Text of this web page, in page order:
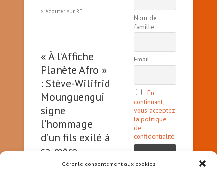
Gérer le consentement aux cookies
> écouter sur RFI
« À l’Affiche
Planète Afro »
: Stève-Wilifrid
Mounguengui
signe
l’hommage
d’un fils exilé à
sa mère
Nom de
famille
Email
En
continuant,
vous acceptez
la politique
de
confidentialité